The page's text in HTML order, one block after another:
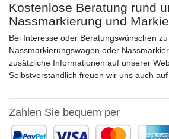
Kostenlose Beratung rund
Nassmarkierung und
Bei Interesse oder Beratungswünschen
Nassmarkierungswagen oder
zusätzliche Informationen auf unserer
Selbstverständlich freuen wir uns auch auf
Zahlen Sie bequem per